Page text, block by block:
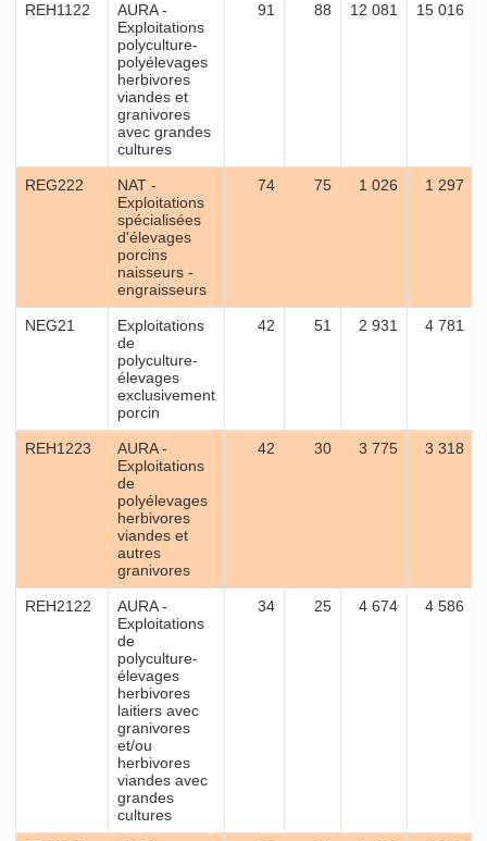
REH1122
AURA -
Exploitations
polyculture-
polyélevages
herbivores
viandes et
granivores
avec grandes
cultures
91 88 12 081 15 016
REG222
NAT -
Exploitations
spécialisées
d'élevages
porcins
naisseurs -
engraisseurs
74 75 1 026 1 297
NEG21
Exploitations
de
polyculture-
élevages
exclusivement
porcin
42 51 2 931 4 781
REH1223
AURA -
Exploitations
de
polyélevages
herbivores
viandes et
autres
granivores
42 30 3 775 3 318
REH2122
AURA -
Exploitations
de
polyculture-
élevages
herbivores
laitiers avec
granivores
et/ou
herbivores
viandes avec
grandes
cultures
34 25 4 674 4 586